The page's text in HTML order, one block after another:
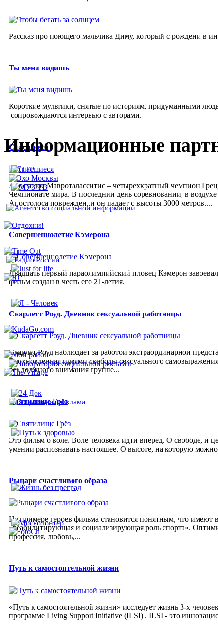
Рассказ про поющего мальчика Диму, который с рождени в
Ты меня видишь
Короткие мультики, снятые по историям, придуманными
сопровождаются интервью с авторами.
Спасшиеся
Апостолос Мавроталасситис – четырехкратный чемпион
Чемпионате мира. В последний день соревнований, в
Апостолоса поврежден, и он падает с высоты 3000 метров....
Совершеннолетие Кэмерона
Двадцать первый параолимпийский пловец Кэмерон
фильм создан в честь его 21-летия.
Скарлетт Роуд. Дневник сексуальной работницы
Скарлет Роуд наблюдает за работой экстраординарной
Вдохновленная идеями свободы сексуального
без должного внимания группе...
Святилище Грёз
Это фильм о воле. Воле человека идти вперед. О свободе,
умении распознавать настоящее. О высоте, на которую
Рыцари счастливого образа
На примере героев фильма становится понятным, что
«реабилитирующая и социализирующая роль спорта».
профессия, любовь,...
Путь к самостоятельной жизни
«Путь к самостоятельной жизни» исследует жизнь 3-х
программе Living Support Initiative (ILSI) . ILSI - это
Информационные